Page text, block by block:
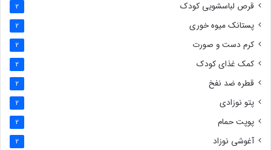
قرص لباسشویی کودک 2
پستانک میوه خوری 2
کرم دست و صورت 2
کمک غذای کودک 2
قطره ضد نفخ 2
پتو نوزادی 2
پوپت حمام 2
آغوشی نوزاد 2